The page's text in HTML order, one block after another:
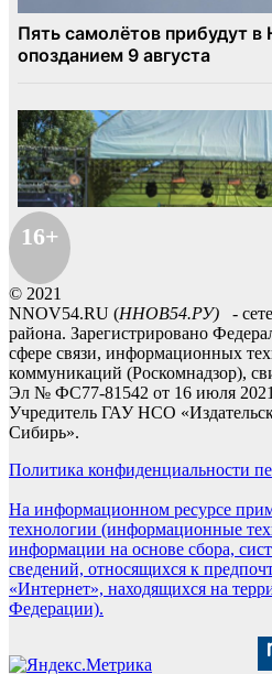
16+
© 2021
NNOV54.RU (ННОВ54.РУ) -
района. Зарегистрировано
сфере связи, информационных
коммуникаций (Роскомнадзор),
Эл № ФС77-81542 от 16 июля
Учредитель ГАУ НСО
Сибирь».
Политика конфиденциальности
На информационном ресурсе
технологии (информационные
информации на основе сбора,
сведений, относящихся к
«Интернет», находящихся на
Федерации).